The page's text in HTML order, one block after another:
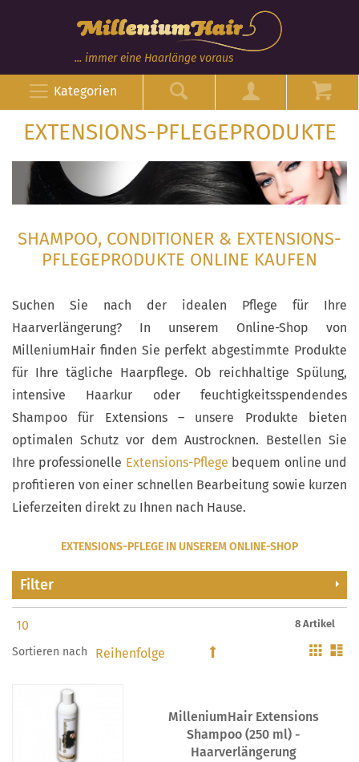
... immer eine Haarlänge voraus
Kategorien
EXTENSIONS-PFLEGEPRODUKTE
SHAMPOO, CONDITIONER & EXTENSIONS-
PFLEGEPRODUKTE ONLINE KAUFEN
Suchen Sie nach der idealen Pflege für Ihre
Haarverlängerung? In unserem Online-Shop von
MilleniumHair finden Sie perfekt abgestimmte Produkte
für Ihre tägliche Haarpflege. Ob reichhaltige Spülung,
intensive Haarkur oder feuchtigkeitsspendendes
Shampoo für Extensions – unsere Produkte bieten
optimalen Schutz vor dem Austrocknen. Bestellen Sie
Ihre professionelle Extensions-Pflege bequem online und
profitieren von einer schnellen Bearbeitung sowie kurzen
Lieferzeiten direkt zu Ihnen nach Hause.
EXTENSIONS-PFLEGE IN UNSEREM ONLINE-SHOP
Filter
8 Artikel
Sortieren nach
Gitter
MilleniumHair Extensions
Shampoo (250 ml) -
Haarverlängerung